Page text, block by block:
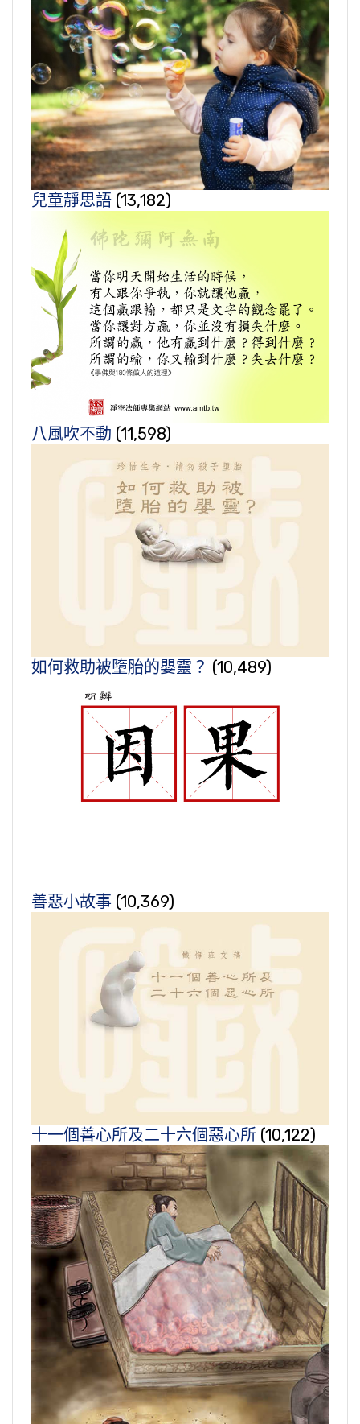
兒童靜思語 (13,182)
八風吹不動 (11,598)
如何救助被墮胎的嬰靈？ (10,489)
善惡小故事 (10,369)
十一個善心所及二十六個惡心所 (10,122)